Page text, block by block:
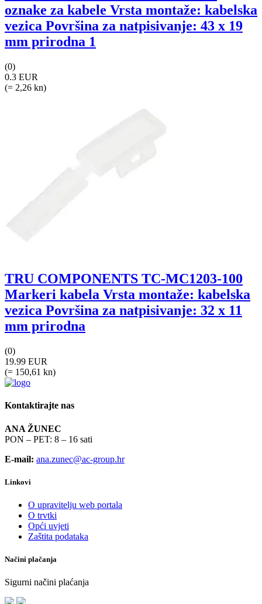
oznake za kabele Vrsta montaže: kabelska
vezica Površina za natpisivanje: 43 x 19
mm prirodna 1
(0)
0.3 EUR
(= 2,26 kn)
TRU COMPONENTS TC-MC1203-100
Markeri kabela Vrsta montaže: kabelska
vezica Površina za natpisivanje: 32 x 11
mm prirodna
(0)
19.99 EUR
(= 150,61 kn)
Kontaktirajte nas
ANA ŽUNEC
PON – PET: 8 – 16 sati
E-mail: ana.zunec@ac-group.hr
Linkovi
O upravitelju web portala
O trvtki
Opći uvjeti
Zaštita podataka
Načini plačanja
Sigurni načini plaćanja